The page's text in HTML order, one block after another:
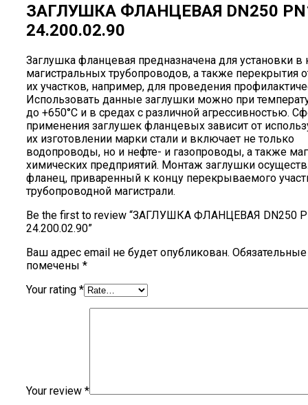
ЗАГЛУШКА ФЛАНЦЕВАЯ DN250
24.200.02.90
Заглушка фланцевая предназначена для установки в
магистральных трубопроводов, а также перекрытия
их участков, например, для проведения
Использовать данные заглушки можно при
до +650°С и в средах с различной агрессивностью.
применения заглушек фланцевых зависит от
их изготовлении марки стали и включает не только
водопроводы, но и нефте- и газопроводы, а также
химических предприятий. Монтаж заглушки
фланец, приваренный к концу перекрываемого
трубопроводной магистрали.
Be the first to review “ЗАГЛУШКА ФЛАНЦЕВАЯ DN250
24.200.02.90”
Ваш адрес email не будет опубликован.
помечены *
Your rating *
Your review *